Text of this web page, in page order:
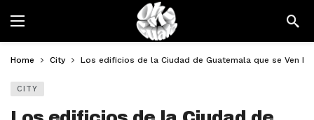
Home City Los edificios de la Ciudad de Guatemala que se Ven
CITY